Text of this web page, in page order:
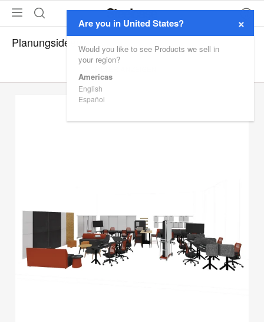
×
Are you in United States?
Would you like to see Products we sell in
your region?
Americas
English
Español
Planungsideen